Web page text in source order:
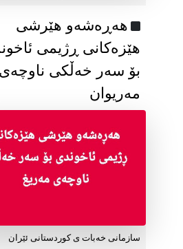
هەڕەشەو هێرشی
هێزەکانی ڕژیمی
بۆ سەر خەڵکی
مەریوان
سازمانی خەبات ی کوردستانی ئێران